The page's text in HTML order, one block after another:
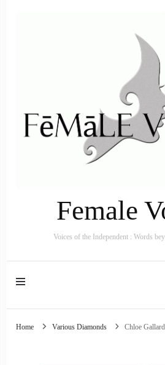
Female
Voices of the Independent : Words
Home Various Diamonds Chloe